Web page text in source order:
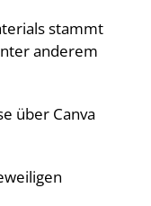
stammt
anderem
über Canva